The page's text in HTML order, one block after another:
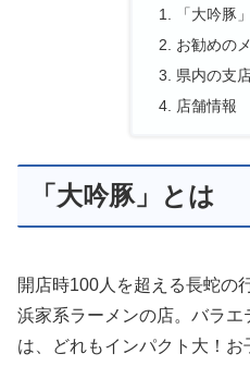
「大吟豚
お勧めの
県内の支
店舗情報
「大吟豚」とは
開店時100人を超える長蛇の
浜家系ラーメンの店。バラエ
は、どれもインパクト大！お